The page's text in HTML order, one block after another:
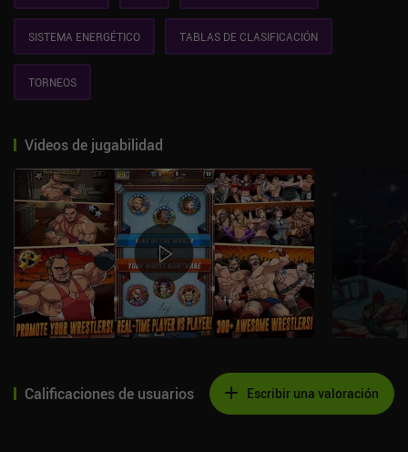
SISTEMA ENERGÉTICO TABLAS DE CLASIFICACIÓN
TORNEOS
Videos de jugabilidad
Calificaciones de usuarios Escribir una valoración